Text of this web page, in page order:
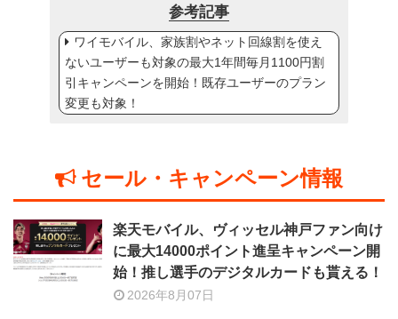
参考記事
ワイモバイル、家族割やネット回線割を使え
ないユーザーも対象の最大1年間毎月1100円割
引キャンペーンを開始！既存ユーザーのプラン
変更も対象！
セール・キャンペーン情報
楽天モバイル、ヴィッセル神戸ファン向け
に最大14000ポイント進呈キャンペーン開
始！推し選手のデジタルカードも貰える！
2026年8月07日